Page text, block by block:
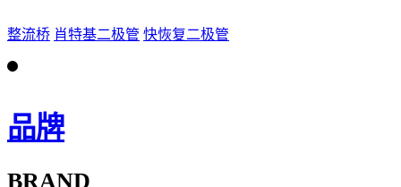
整流桥 肖特基二极管 快恢复二极管
品牌
BRAND